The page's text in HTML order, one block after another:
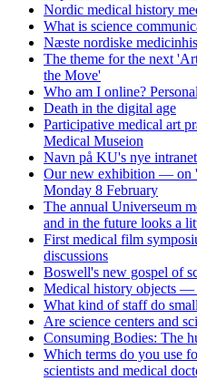
Nordic medical history
What is science
Næste nordiske
The theme for the next
the Move'
Who am I online?
Death in the digital age
Participative medical art
Medical Museion
Navn på KU's nye
Our new exhibition — on
Monday 8 February
The annual Universeum
and in the future looks a
First medical film
discussions
Boswell's new gospel of
Medical history objects —
What kind of staff do
Are science centers and
Consuming Bodies: The
Which terms do you use
scientists and medical